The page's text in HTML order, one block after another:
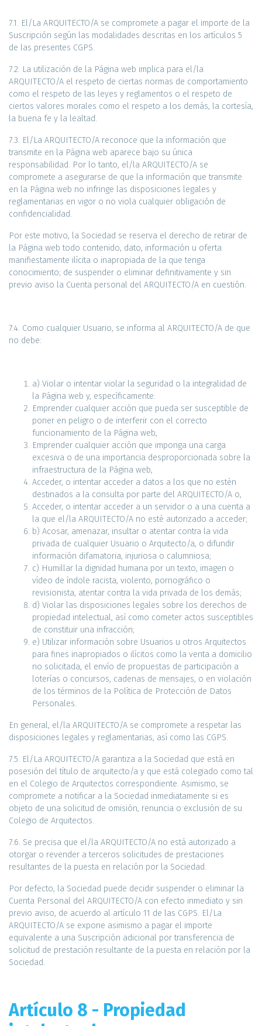
7.1. El/La ARQUITECTO/A se compromete a pagar el importe de la
Suscripción según las modalidades descritas en los artículos 5
de las presentes CGPS.
7.2. La utilización de la Página web implica para el/la
ARQUITECTO/A el respeto de ciertas normas de comportamiento
como el respeto de las leyes y reglamentos o el respeto de
ciertos valores morales como el respeto a los demás, la cortesía,
la buena fe y la lealtad.
7.3. El/La ARQUITECTO/A reconoce que la información que
transmite en la Página web aparece bajo su única
responsabilidad. Por lo tanto, el/la ARQUITECTO/A se
compromete a asegurarse de que la información que transmite
en la Página web no infringe las disposiciones legales y
reglamentarias en vigor o no viola cualquier obligación de
confidencialidad.
Por este motivo, la Sociedad se reserva el derecho de retirar de
la Página web todo contenido, dato, información u oferta
manifiestamente ilícita o inapropiada de la que tenga
conocimiento; de suspender o eliminar definitivamente y sin
previo aviso la Cuenta personal del ARQUITECTO/A en cuestión.
7.4. Como cualquier Usuario, se informa al ARQUITECTO/A de que
no debe:
a) Violar o intentar violar la seguridad o la integralidad de
la Página web y, específicamente:
Emprender cualquier acción que pueda ser susceptible de
poner en peligro o de interferir con el correcto
funcionamiento de la Página web,
Emprender cualquier acción que imponga una carga
excesiva o de una importancia desproporcionada sobre la
infraestructura de la Página web,
Acceder, o intentar acceder a datos a los que no estén
destinados a la consulta por parte del ARQUITECTO/A o,
Acceder, o intentar acceder a un servidor o a una cuenta a
la que el/la ARQUITECTO/A no esté autorizado a acceder;
b) Acosar, amenazar, insultar o atentar contra la vida
privada de cualquier Usuario o Arquitecto/a, o difundir
información difamatoria, injuriosa o calumniosa;
c) Humillar la dignidad humana por un texto, imagen o
vídeo de índole racista, violento, pornográfico o
revisionista, atentar contra la vida privada de los demás;
d) Violar las disposiciones legales sobre los derechos de
propiedad intelectual, así como cometer actos susceptibles
de constituir una infracción;
e) Utilizar información sobre Usuarios u otros Arquitectos
para fines inapropiados o ilícitos como la venta a domicilio
no solicitada, el envío de propuestas de participación a
loterías o concursos, cadenas de mensajes, o en violación
de los términos de la Política de Protección de Datos
Personales.
En general, el/la ARQUITECTO/A se compromete a respetar las
disposiciones legales y reglamentarias, así como las CGPS.
7.5. El/La ARQUITECTO/A garantiza a la Sociedad que está en
posesión del título de arquitecto/a y que está colegiado como tal
en el Colegio de Arquitectos correspondiente. Asimismo, se
compromete a notificar a la Sociedad inmediatamente si es
objeto de una solicitud de omisión, renuncia o exclusión de su
Colegio de Arquitectos.
7.6. Se precisa que el/la ARQUITECTO/A no está autorizado a
otorgar o revender a terceros solicitudes de prestaciones
resultantes de la puesta en relación por la Sociedad.
Por defecto, la Sociedad puede decidir suspender o eliminar la
Cuenta Personal del ARQUITECTO/A con efecto inmediato y sin
previo aviso, de acuerdo al artículo 11 de las CGPS. El/La
ARQUITECTO/A se expone asimismo a pagar el importe
equivalente a una Suscripción adicional por transferencia de
solicitud de prestación resultante de la puesta en relación por la
Sociedad.
Artículo 8 - Propiedad